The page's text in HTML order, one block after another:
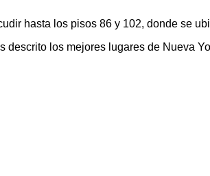
hasta los pisos 86 y 102, donde se
descrito los mejores lugares de Nueva